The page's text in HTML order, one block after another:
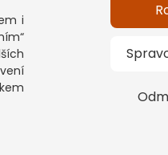
osobních údajů a informace
i